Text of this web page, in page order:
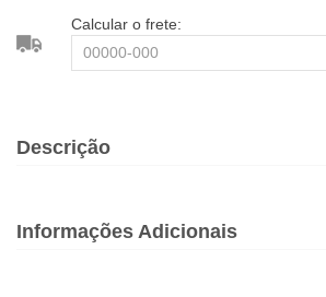
Calcular o frete:
Descrição
Informações Adicionais